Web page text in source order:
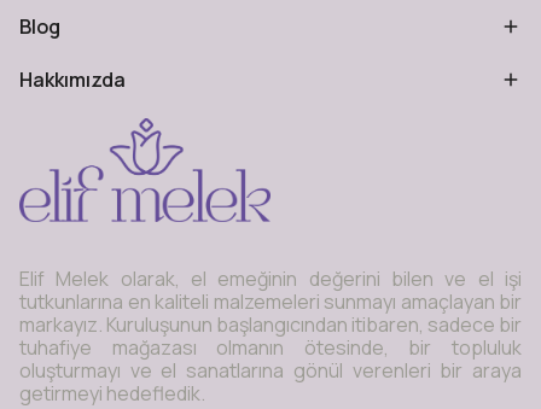
Blog
Hakkımızda
Elif Melek olarak, el emeğinin değerini bilen ve el işi
tutkunlarına en kaliteli malzemeleri sunmayı amaçlayan bir
markayız. Kuruluşunun başlangıcından itibaren, sadece bir
tuhafiye mağazası olmanın ötesinde, bir topluluk
oluşturmayı ve el sanatlarına gönül verenleri bir araya
getirmeyi hedefledik.